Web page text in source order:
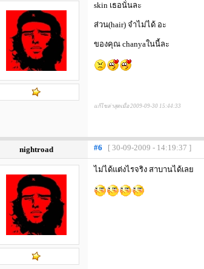
skin เธอนั่นละ
ส่วน(hair) จำไม่ได้ อะ
ของคุณ chanyaในนี้ละ
แก้ไขล่าสุดเมื่อ 2009-09-30 15:44:33
nightroad #6 [ 30-09-2009 - 14:19:37 ]
ไม่ได้แต่งไรจริง สาบานได้เลย